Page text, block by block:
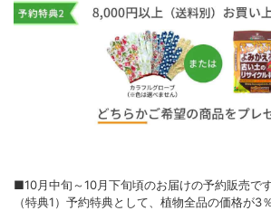
■10月中旬～10月下旬頃のお届けの予約販売です
（特典1）予約特典として、植物全品の価格が3